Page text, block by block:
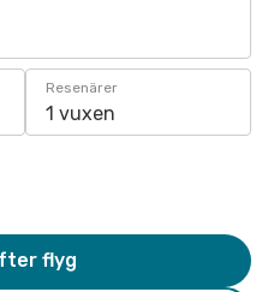
Resenärer
1 vuxen
flyg